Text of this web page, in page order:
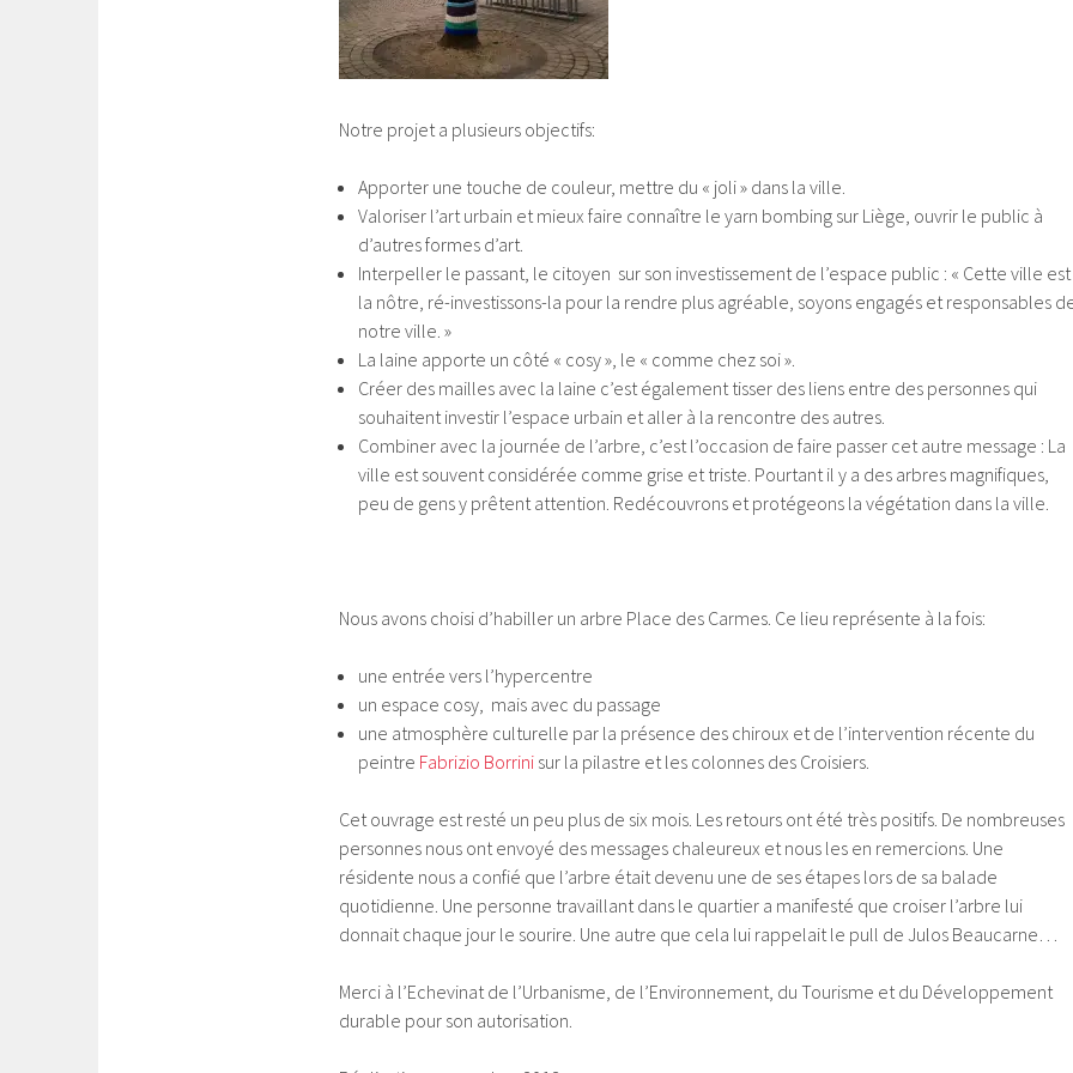
Notre projet a plusieurs objectifs:
Apporter une touche de couleur, mettre du « joli » dans la ville.
Valoriser l’art urbain et mieux faire connaître le yarn bombing sur Liège, ouvrir le public à
d’autres formes d’art.
Interpeller le passant, le citoyen sur son investissement de l’espace public : « Cette ville est
la nôtre, ré-investissons-la pour la rendre plus agréable, soyons engagés et responsables
notre ville. »
La laine apporte un côté « cosy », le « comme chez soi ».
Créer des mailles avec la laine c’est également tisser des liens entre des personnes qui
souhaitent investir l’espace urbain et aller à la rencontre des autres.
Combiner avec la journée de l’arbre, c’est l’occasion de faire passer cet autre message : La
ville est souvent considérée comme grise et triste. Pourtant il y a des arbres magnifiques,
peu de gens y prêtent attention. Redécouvrons et protégeons la végétation dans la ville.
Nous avons choisi d’habiller un arbre Place des Carmes. Ce lieu représente à la fois:
une entrée vers l’hypercentre
un espace cosy, mais avec du passage
une atmosphère culturelle par la présence des chiroux et de l’intervention récente du
peintre Fabrizio Borrini sur la pilastre et les colonnes des Croisiers.
Cet ouvrage est resté un peu plus de six mois. Les retours ont été très positifs. De nombreuses
personnes nous ont envoyé des messages chaleureux et nous les en remercions. Une
résidente nous a confié que l’arbre était devenu une de ses étapes lors de sa balade
quotidienne. Une personne travaillant dans le quartier a manifesté que croiser l’arbre lui
donnait chaque jour le sourire. Une autre que cela lui rappelait le pull de Julos Beaucarne…
Merci à l’Echevinat de l’Urbanisme, de l’Environnement, du Tourisme et du Développement
durable pour son autorisation.